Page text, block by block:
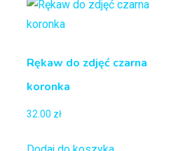
Rękaw do zdjęć czarna
koronka
32.00 zł